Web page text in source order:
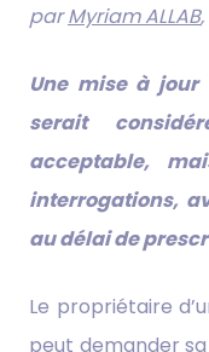
parMyriam ALLAB
Une mise à
serait
acceptable,
interrogations,
au délai de
Le propriétaire
peut demander sa